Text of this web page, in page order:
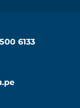
6133